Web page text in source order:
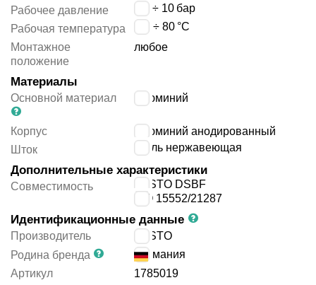
Рабочее давление
0.6 ÷ 10 бар
Рабочая температура
-20 ÷ 80 °C
Монтажное
положение
любое
Материалы
Основной материал алюминий
Корпус
алюминий анодированный
Шток
сталь нержавеющая
Дополнительные характеристики
Совместимость
FESTO DSBF
ISO 15552/21287
Идентификационные данные
Производитель
FESTO
Родина бренда
Германия
Артикул
1785019